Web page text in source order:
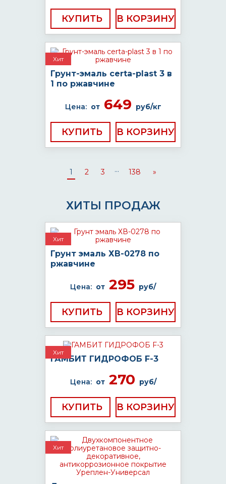
КУПИТЬ
Хит
Грунт-эмаль certa-plast 3 в
1 по ржавчине
Цена: от649 руб/кг
КУПИТЬ
1 2 3 ... 138 »
ХИТЫ ПРОДАЖ
Хит
Грунт эмаль ХВ-0278 по
ржавчине
Цена: от 295 руб/
КУПИТЬ
Хит
ГАМБИТ ГИДРОФОБ F-3
Цена: от270 руб/
КУПИТЬ
Хит